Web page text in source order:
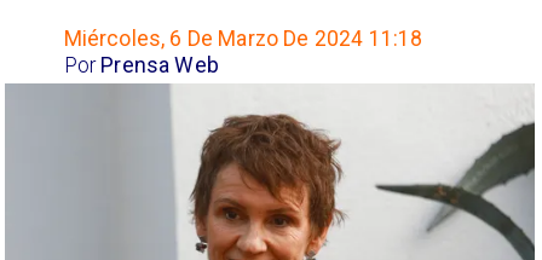
Miércoles, 6 De Marzo De 2024 11:18
Prensa Web
Por